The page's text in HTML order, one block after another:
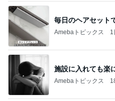
毎日のヘアセット
Amebaトピックス 1
施設に入れても楽
Amebaトピックス